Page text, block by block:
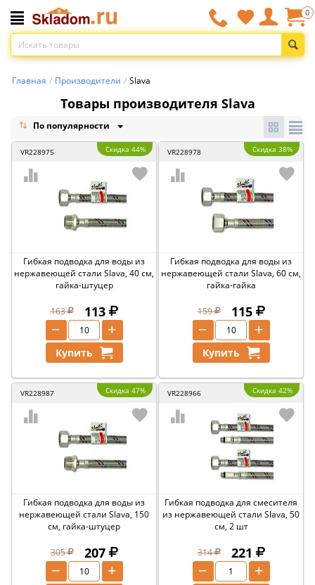
0
Главная / Производители / Slava
Товары производителя Slava
По популярности
VR228975 Скидка 44%
Гибкая подводка для воды из
нержавеющей стали Slava, 40 см,
гайка-штуцер
163 113
+
−
Купить
VR228978 Скидка 38%
Гибкая подводка для воды из
нержавеющей стали Slava, 60 см,
гайка-гайка
159 115
+
−
Купить
VR228987 Скидка 47%
Гибкая подводка для воды из
нержавеющей стали Slava, 150
см, гайка-штуцер
305 207
+
−
VR228966 Скидка 42%
Гибкая подводка для смесителя
из нержавеющей стали Slava, 50
см, 2 шт
314 221
+
−